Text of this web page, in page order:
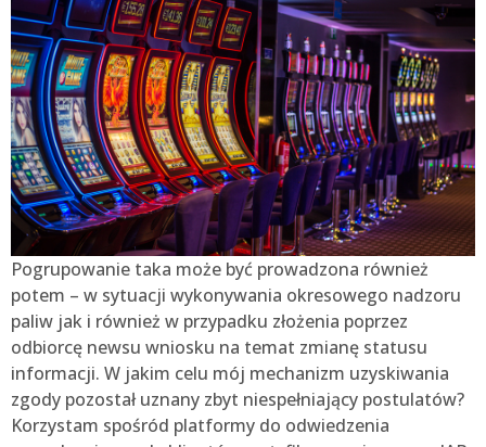
Pogrupowanie taka może być prowadzona również
potem – w sytuacji wykonywania okresowego nadzoru
paliw jak i również w przypadku złożenia poprzez
odbiorcę newsu wniosku na temat zmianę statusu
informacji. W jakim celu mój mechanizm uzyskiwania
zgody pozostał uznany zbyt niespełniający postulatów?
Korzystam spośród platformy do odwiedzenia